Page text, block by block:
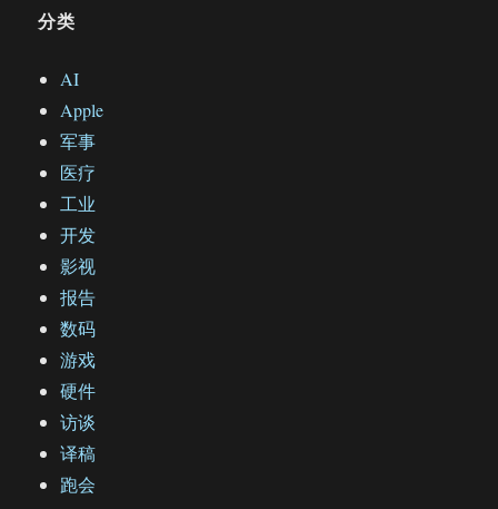
分类
AI
Apple
军事
医疗
工业
开发
影视
报告
数码
游戏
硬件
访谈
译稿
跑会